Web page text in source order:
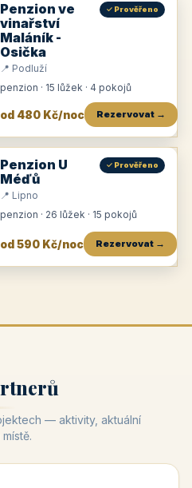
Penzion ve
vinařství
Maláník -
Osička
✓ Prověřeno
📍 Podluží
penzion · 15 lůžek · 4 pokojů
od 480 Kč/noc Rezervovat →
Penzion U
Méďů
✓ Prověřeno
📍 Lipno
penzion · 26 lůžek · 15 pokojů
od 590 Kč/noc Rezervovat →
— aktivity, aktuální